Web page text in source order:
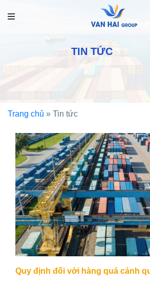
TIN TỨC
Trang chủ » Tin tức
Quy định đối với hàng quá cảnh